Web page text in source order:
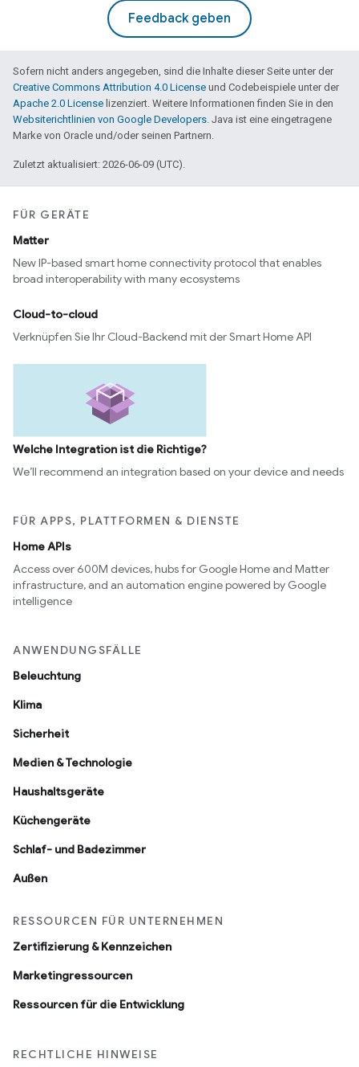
Feedback geben
Sofern nicht anders angegeben, sind die Inhalte dieser Seite unter der
Creative Commons Attribution 4.0 License und Codebeispiele unter der
Apache 2.0 License lizenziert. Weitere Informationen finden Sie in den
Websiterichtlinien von Google Developers. Java ist eine eingetragene
Marke von Oracle und/oder seinen Partnern.
Zuletzt aktualisiert: 2026-06-09 (UTC).
FÜR GERÄTE
Matter
New IP-based smart home connectivity protocol that enables
broad interoperability with many ecosystems
Cloud-to-cloud
Verknüpfen Sie Ihr Cloud-Backend mit der Smart Home API
Welche Integration ist die Richtige?
We’ll recommend an integration based on your device and needs
FÜR APPS, PLATTFORMEN & DIENSTE
Home APIs
Access over 600M devices, hubs for Google Home and Matter
infrastructure, and an automation engine powered by Google
intelligence
ANWENDUNGSFÄLLE
Beleuchtung
Klima
Sicherheit
Medien & Technologie
Haushaltsgeräte
Küchengeräte
Schlaf- und Badezimmer
Außen
RESSOURCEN FÜR UNTERNEHMEN
Zertifizierung & Kennzeichen
Marketingressourcen
Ressourcen für die Entwicklung
RECHTLICHE HINWEISE